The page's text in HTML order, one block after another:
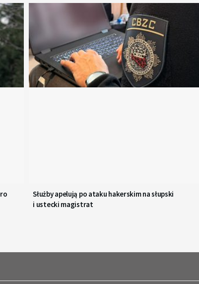
Służby apelują po ataku hakerskim na słupski
i ustecki magistrat